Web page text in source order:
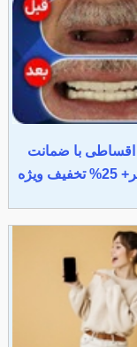
اقساطی با ضمانت
ویژه